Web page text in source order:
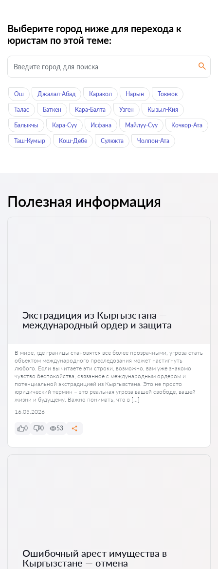
Выберите город ниже для перехода к
юристам по этой теме:
Ош Джалал-Абад Каракол Нарын Токмок
Талас Баткен Кара-Балта Узген Кызыл-Кия
Балыкчы Кара-Суу Исфана Майлуу-Суу Кочкор-Ата
Таш-Кумыр Кош-Дебе Сулюкта Чолпон-Ата
Полезная информация
Экстрадиция из Кыргызстана —
международный ордер и защита
В мире, где границы становятся все более прозрачными, угроза стать
объектом международного преследования может настигнуть
любого. Если вы читаете эти строки, возможно, вам уже знакомо
чувство беспокойства, связанное с международным ордером и
потенциальной экстрадицией из Кыргызстана. Это не просто
юридический термин – это реальная угроза вашей свободе, вашей
жизни и будущему. Важно понимать, что в […]
16.05.2026
0 0 53
Ошибочный арест имущества в
Кыргызстане — отмена